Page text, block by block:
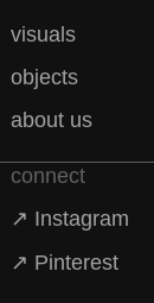
visuals
objects
about us
connect
↗ Instagram
↗ Pinterest